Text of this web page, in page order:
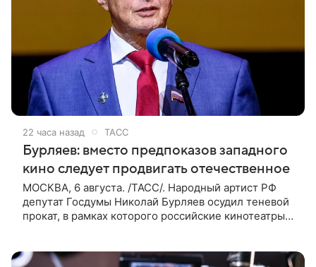
22 часа назад ТАСС
Бурляев: вместо предпоказов западного
кино следует продвигать отечественное
МОСКВА, 6 августа. /ТАСС/. Народный артист РФ
депутат Госдумы Николай Бурляев осудил теневой
прокат, в рамках которого российские кинотеатры